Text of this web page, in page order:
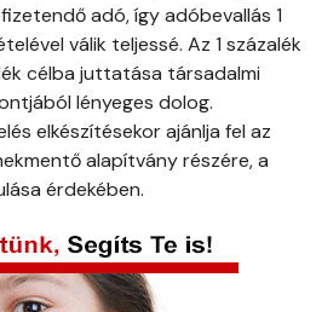
adó, így adóbevallás 1
válik teljessé. Az 1 százalék
célba juttatása társadalmi
lényeges dolog.
elkészítésekor ajánlja fel az
alapítvány részére, a
érdekében.